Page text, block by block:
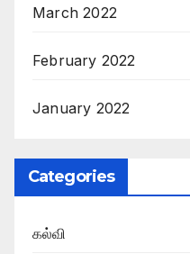
March 2022
February 2022
January 2022
Categories
கல்வி